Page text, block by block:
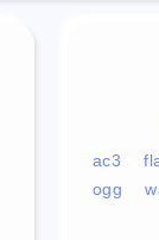
ac3
ogg